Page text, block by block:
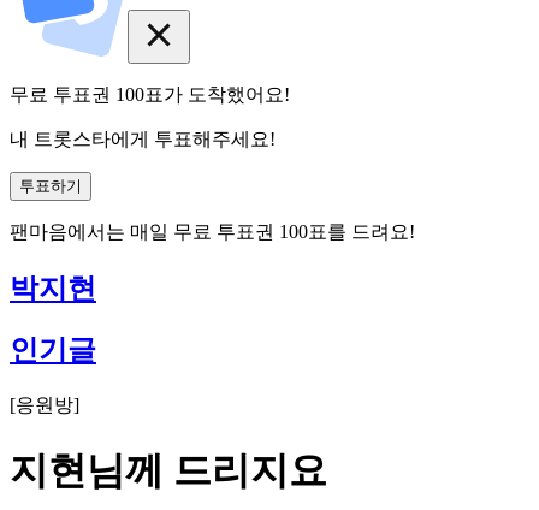
무료 투표권 100표가 도착했어요!
내 트롯스타에게 투표해주세요!
투표하기
팬마음에서는 매일 무료 투표권 100표를 드려요!
박지현
인기글
[응원방]
지현님께 드리지요